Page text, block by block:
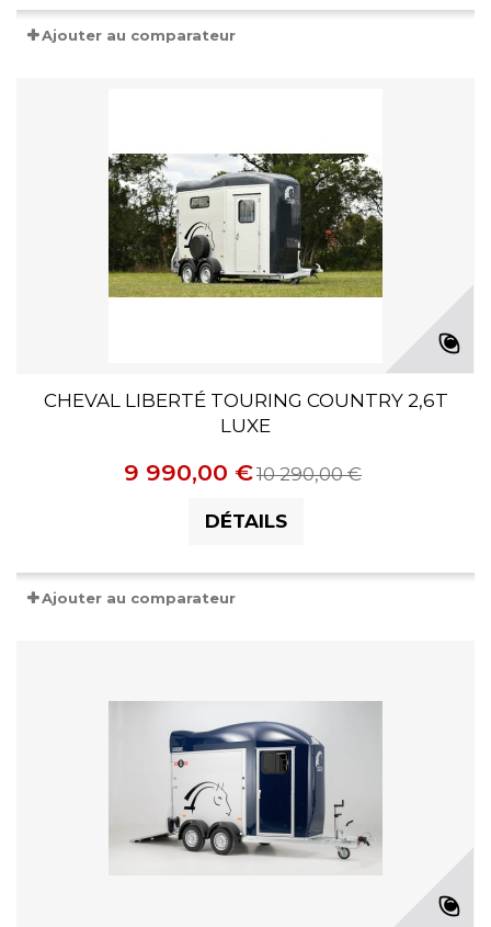
Ajouter au comparateur
CHEVAL LIBERTÉ TOURING COUNTRY 2,6T
LUXE
9 990,00 €10 290,00 €
DÉTAILS
Ajouter au comparateur